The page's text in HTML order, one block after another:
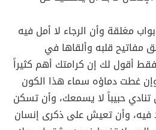
مغلقة وأن الرجاء لا أمل فيه
مفاتيح قلبه وألقاها في
أقول لك إن كرامتك أهم كثيراً
غطت دماؤه سماء هذا الكون
حبيباً لا يسمعك، وأن تسكن
فيه، وأن تعيش على ذكرى إنسان